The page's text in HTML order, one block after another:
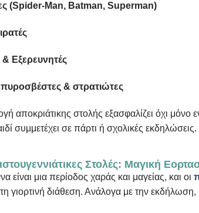
(Spider-Man, Batman, Superman)
Εξερευνητές
πυροσβέστες & στρατιώτες
αποκριάτικης στολής εξασφαλίζει όχι μόνο
συμμετέχει σε πάρτι ή σχολικές εκδηλώσεις.
Στολές: Μαγική
είναι μια περίοδος χαράς και μαγείας, και οι
γιορτινή διάθεση. Ανάλογα με την εκδήλωση,